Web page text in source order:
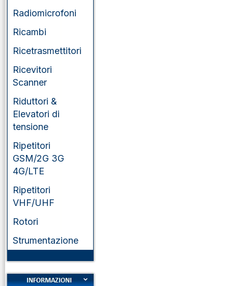
Radiomicrofoni
Ricambi
Ricetrasmettitori
Ricevitori
Scanner
Riduttori &
Elevatori di
tensione
Ripetitori
GSM/2G 3G
4G/LTE
Ripetitori
VHF/UHF
Rotori
Strumentazione